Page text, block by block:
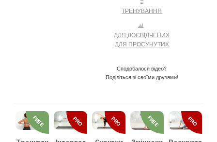
ТРЕНУВАННЯ
ДЛЯ ДОСВІДЧЕНИХ
ДЛЯ ПРОСУНУТИХ
Сподобалося відео?
Поділіться зі своїми друзями!
FREE PRO PRO FREE PRO